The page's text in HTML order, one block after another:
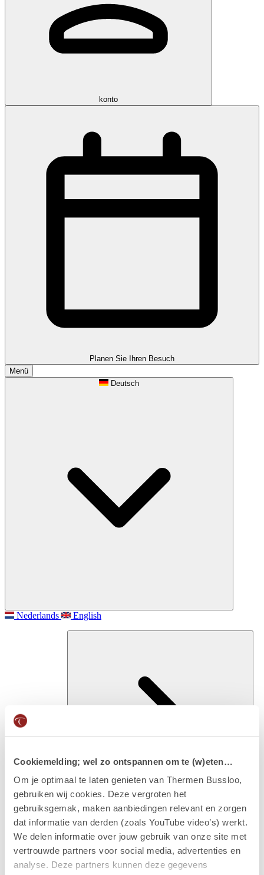
Cookiemelding; wel zo ontspannen om te (w)eten…
Om je optimaal te laten genieten van Thermen Bussloo,
gebruiken wij cookies. Deze vergroten het
gebruiksgemak, maken aanbiedingen relevant en zorgen
dat informatie van derden (zoals YouTube video’s) werkt.
We delen informatie over jouw gebruik van onze site met
vertrouwde partners voor social media, advertenties en
analyse. Deze partners kunnen deze gegevens
konto
Planen Sie Ihren Besuch
Menü
Deutsch
Nederlands English
Besuchen
Eintritt & arrangements